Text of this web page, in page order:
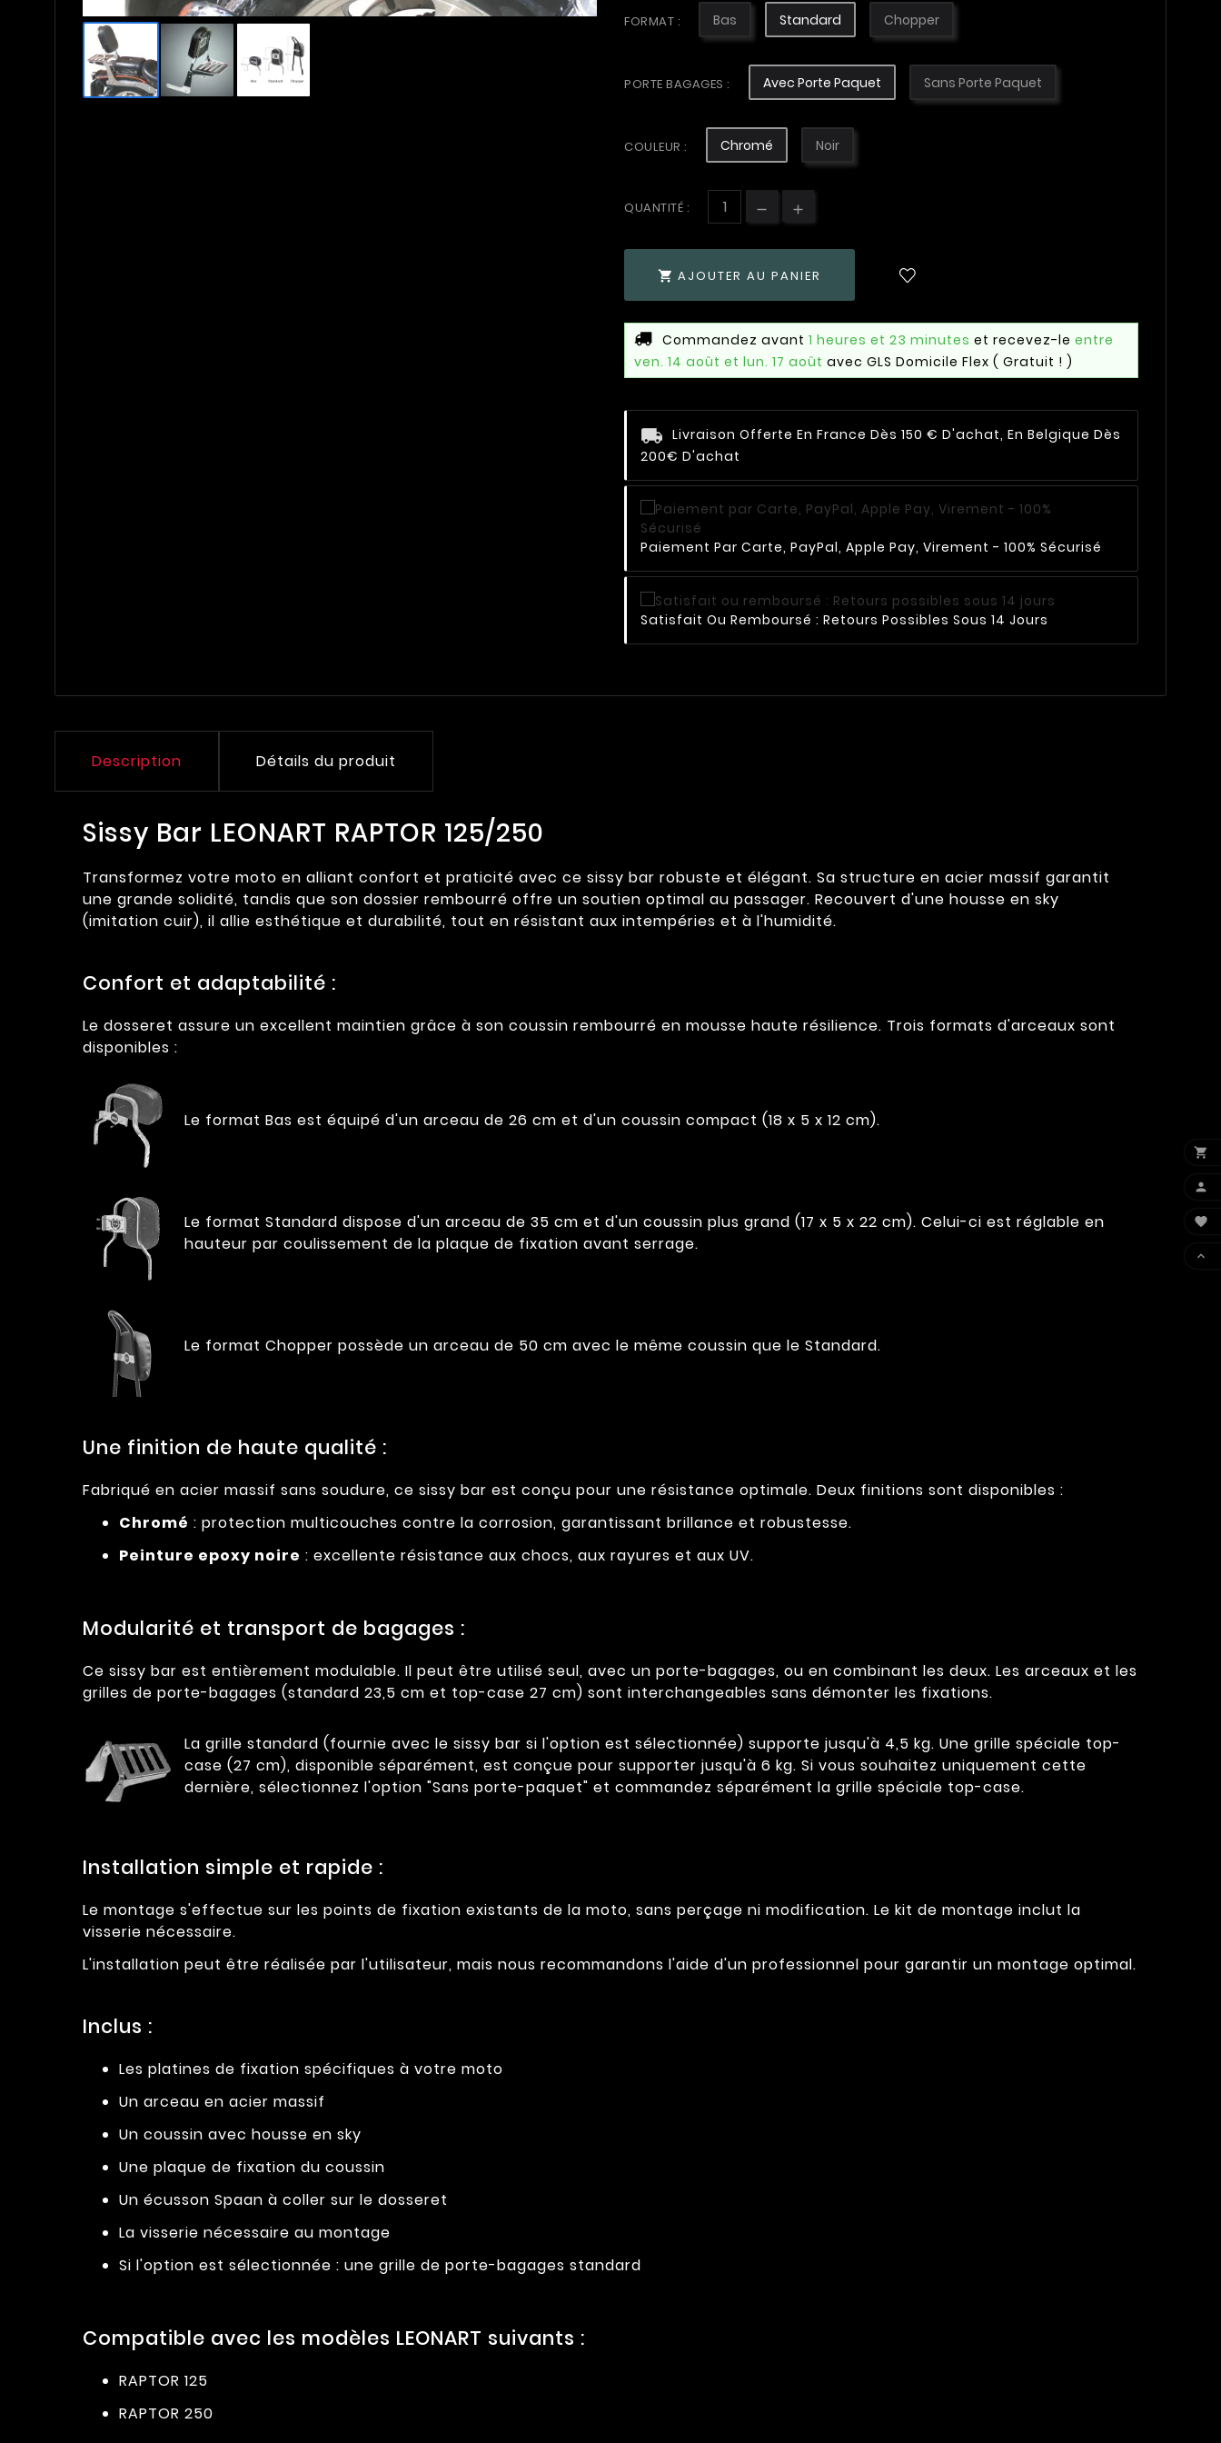
FORMAT : Bas Standard Chopper
PORTE BAGAGES : Avec Porte Paquet Sans Porte Paquet
COULEUR : Chromé Noir
QUANTITÉ :
 AJOUTER AU PANIER
Commandez avant 1 heures et 23 minutes et recevez-le entre
ven. 14 août et lun. 17 août avec GLS Domicile Flex ( Gratuit ! )
Livraison Offerte En France Dès 150 € D'achat, En Belgique Dès
200€ D'achat
Paiement Par Carte, PayPal, Apple Pay, Virement - 100% Sécurisé
Satisfait Ou Remboursé : Retours Possibles Sous 14 Jours
Description Détails du produit
Sissy Bar LEONART RAPTOR 125/250
Transformez votre moto en alliant confort et praticité avec ce sissy bar robuste et élégant. Sa structure en acier massif garantit
une grande solidité, tandis que son dossier rembourré offre un soutien optimal au passager. Recouvert d'une housse en sky
(imitation cuir), il allie esthétique et durabilité, tout en résistant aux intempéries et à l'humidité.
Confort et adaptabilité :
Le dosseret assure un excellent maintien grâce à son coussin rembourré en mousse haute résilience. Trois formats d'arceaux sont
disponibles :
Le format Bas est équipé d'un arceau de 26 cm et d'un coussin compact (18 x 5 x 12 cm).
Le format Standard dispose d'un arceau de 35 cm et d'un coussin plus grand (17 x 5 x 22 cm). Celui-ci est réglable en
hauteur par coulissement de la plaque de fixation avant serrage.
Le format Chopper possède un arceau de 50 cm avec le même coussin que le Standard.
Une finition de haute qualité :
Fabriqué en acier massif sans soudure, ce sissy bar est conçu pour une résistance optimale. Deux finitions sont disponibles :
Chromé : protection multicouches contre la corrosion, garantissant brillance et robustesse.
Peinture epoxy noire : excellente résistance aux chocs, aux rayures et aux UV.
Modularité et transport de bagages :
Ce sissy bar est entièrement modulable. Il peut être utilisé seul, avec un porte-bagages, ou en combinant les deux. Les arceaux et les
grilles de porte-bagages (standard 23,5 cm et top-case 27 cm) sont interchangeables sans démonter les fixations.
La grille standard (fournie avec le sissy bar si l'option est sélectionnée) supporte jusqu'à 4,5 kg. Une grille spéciale top-
case (27 cm), disponible séparément, est conçue pour supporter jusqu'à 6 kg. Si vous souhaitez uniquement cette
dernière, sélectionnez l'option "Sans porte-paquet" et commandez séparément la grille spéciale top-case.
Installation simple et rapide :
Le montage s'effectue sur les points de fixation existants de la moto, sans perçage ni modification. Le kit de montage inclut la
visserie nécessaire.
L'installation peut être réalisée par l'utilisateur, mais nous recommandons l'aide d'un professionnel pour garantir un montage optimal.
Inclus :
Les platines de fixation spécifiques à votre moto
Un arceau en acier massif
Un coussin avec housse en sky
Une plaque de fixation du coussin
Un écusson Spaan à coller sur le dosseret
La visserie nécessaire au montage
Si l'option est sélectionnée : une grille de porte-bagages standard
Compatible avec les modèles LEONART suivants :
RAPTOR 125
RAPTOR 250



